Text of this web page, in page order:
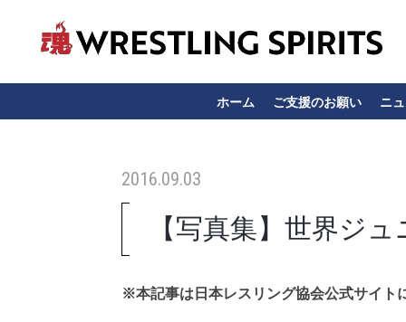
ホーム ご支援のお願い ニ
2016.09.03
【写真集】世界ジ
※本記事は日本レスリング協会公式サイト